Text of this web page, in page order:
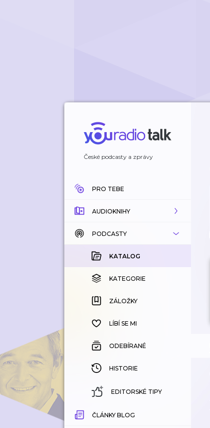
České podcasty a zprávy
PRO TEBE
AUDIOKNIHY
KATALOG
KOUPENÉ
KATEGORIE
ZÁLOŽKY
HISTORIE
PODCASTY
KATALOG
KATEGORIE
ZÁLOŽKY
LÍBÍ SE MI
ODEBÍRANÉ
HISTORIE
EDITORSKÉ TIPY
ČLÁNKY BLOG